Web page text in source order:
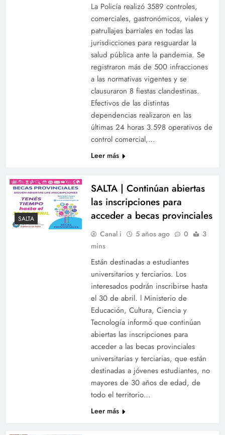
La Policía realizó 3589 controles,
comerciales, gastronómicos, viales y
patrullajes barriales en todas las
jurisdicciones para resguardar la
salud pública ante la pandemia. Se
registraron más de 500 infracciones
a las normativas vigentes y se
clausuraron 8 fiestas clandestinas.
Efectivos de las distintas
dependencias realizaron en las
últimas 24 horas 3.598 operativos de
control comercial,…
Leer más
SALTA
SALTA | Continúan abiertas
las inscripciones para
acceder a becas provinciales
Canal i 5 años ago 0
3
mins
Están destinadas a estudiantes
universitarios y terciarios. Los
interesados podrán inscribirse hasta
el 30 de abril. l Ministerio de
Educación, Cultura, Ciencia y
Tecnología informó que continúan
abiertas las inscripciones para
acceder a las becas provinciales
universitarias y terciarias, que están
destinadas a jóvenes estudiantes, no
mayores de 30 años de edad, de
todo el territorio…
Leer más